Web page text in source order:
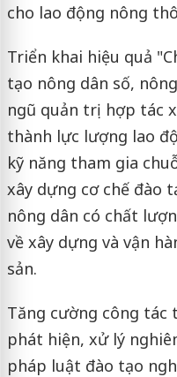
cho lao động nông
Triển khai hiệu quả
tạo nông dân số,
ngũ quản trị hợp tác
thành lực lượng lao
kỹ năng tham gia
xây dựng cơ chế đào
nông dân có chất
về xây dựng và vận
sản.
Tăng cường công
phát hiện, xử lý
pháp luật đào tạo